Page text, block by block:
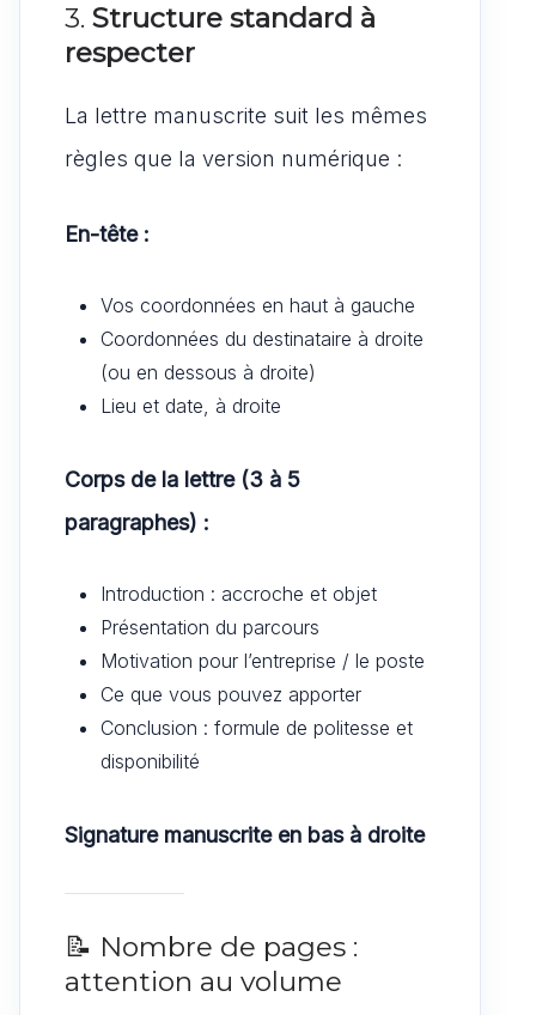
3. Structure standard à
respecter
La lettre manuscrite suit les mêmes
règles que la version numérique :
En-tête :
Vos coordonnées en haut à gauche
Coordonnées du destinataire à droite
(ou en dessous à droite)
Lieu et date, à droite
Corps de la lettre (3 à 5
paragraphes) :
Introduction : accroche et objet
Présentation du parcours
Motivation pour l’entreprise / le poste
Ce que vous pouvez apporter
Conclusion : formule de politesse et
disponibilité
Signature manuscrite en bas à droite
📝 Nombre de pages :
attention au volume